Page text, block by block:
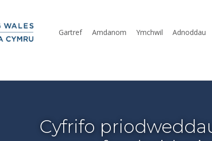
Uwchgyfrifiadura Cymru
Gartref Amdanom Ymchwil Adnoddau
Cyfrifo